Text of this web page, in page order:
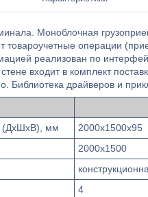
Моноблочная
товароучетные операции
реализован по
входит в комплект
Библиотека драйверов и
(ДхШхВ), мм
2000х1500х95
2000х1500
4